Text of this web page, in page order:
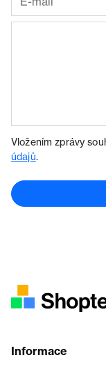
Vložením zprávy
údajů.
Informace